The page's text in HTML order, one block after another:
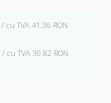
cu TVA 41.36 RON
cu TVA 30.82 RON